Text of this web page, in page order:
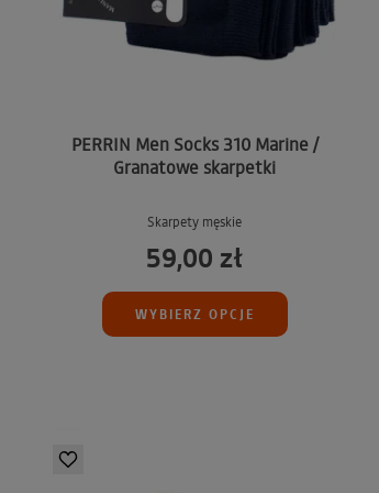
PERRIN Men Socks 310 Marine /
Granatowe skarpetki
Skarpety męskie
59,00 zł
WYBIERZ OPCJE